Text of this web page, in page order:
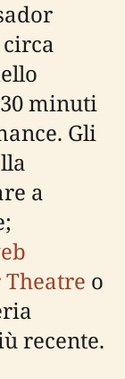
minuti
Gli
a
o
recente.